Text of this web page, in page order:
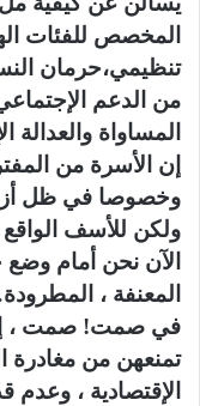
المخصص للفئات
تنظيمي،حرمان
من الدعم
المساواة والعدالة
إن الأسرة من
وخصوصا في ظل
ولكن للأسف
الآن نحن أمام وضع
المعنفة ،
في صمت! صمت ،
تمنعهن من
الإقتصادية ،